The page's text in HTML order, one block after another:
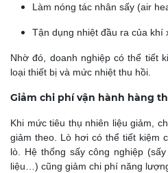
Làm nóng tác nhân sấy (air
Tận dụng nhiệt đầu ra của khí
Nhờ đó, doanh nghiệp có thể tiết
loại thiết bị và mức nhiệt thu hồi.
Giảm chi phí vận hành hàng
Khi mức tiêu thụ nhiên liệu giảm,
giảm theo. Lò hơi có thể tiết kiệm
lò. Hệ thống sấy công nghiệp
liệu…) cũng giảm chi phí năng